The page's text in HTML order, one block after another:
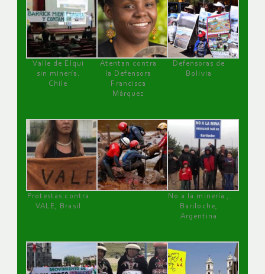
Valle de Elqui
sin minería.
Chile
Atentan contra
la Defensora
Francisca
Márquez
Defensoras de
Bolivia
Protestas contra
VALE, Brasil
No a la minería ,
Bariloche,
Argentina